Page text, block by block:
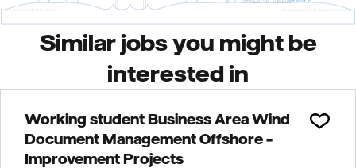
Similar jobs you might be
interested in
Working student Business Area Wind
Document Management Offshore –
Improvement Projects